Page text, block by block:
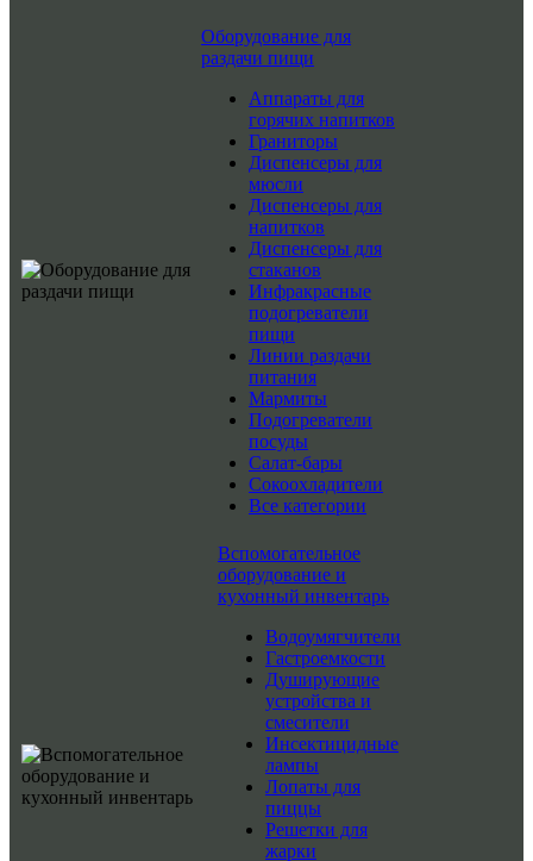
Оборудование для
раздачи пищи
Аппараты для
горячих напитков
Граниторы
Диспенсеры для
мюсли
Диспенсеры для
напитков
Диспенсеры для
стаканов
Инфракрасные
подогреватели
пищи
Линии раздачи
питания
Мармиты
Подогреватели
посуды
Салат-бары
Сокоохладители
Все категории
Вспомогательное
оборудование и
кухонный инвентарь
Водоумягчители
Гастроемкости
Душирующие
устройства и
смесители
Инсектицидные
лампы
Лопаты для
пиццы
Решетки для
жарки